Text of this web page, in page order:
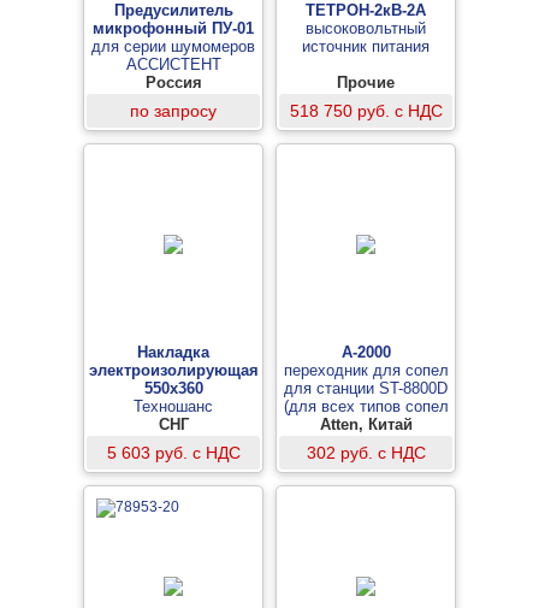
Предусилитель
микрофонный ПУ-01
для серии шумомеров
АССИСТЕНТ
Россия
по запросу
ТЕТРОН-2кВ-2А
высоковольтный
источник питания
Прочие
518 750 руб. с НДС
Накладка
электроизолирующая
550х360
Техношанс
СНГ
5 603 руб. с НДС
A-2000
переходник для сопел
для станции ST-8800D
(для всех типов сопел
AT850, AT852, AT8502)
Atten, Китай
302 руб. с НДС